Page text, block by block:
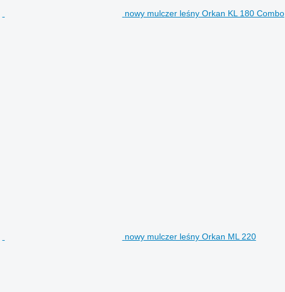
nowy mulczer leśny Orkan KL 180 Combo
nowy mulczer leśny Orkan ML 220